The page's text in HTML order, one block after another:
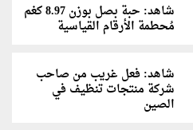
شاهد: حبة بصل بوزن 8.97 كغم
مُحطمة الأرقام القياسية
شاهد: فعل غريب من صاحب
شركة منتجات تنظيف في
الصين